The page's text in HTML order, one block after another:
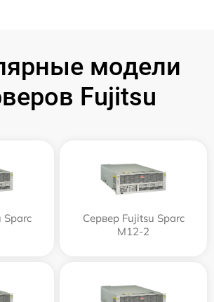
модели
Fujitsu
Sparc
Сервер Fujitsu Sparc
M12-2